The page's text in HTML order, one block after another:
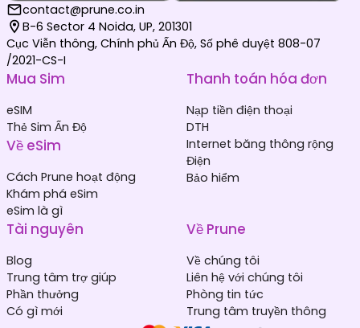
contact@prune.co.in
B-6 Sector 4 Noida, UP, 201301
Cục Viễn thông, Chính phủ Ấn Độ, Số phê duyệt 808-07
/2021-CS-I
Mua Sim
eSIM
Thẻ Sim Ấn Độ
Về eSim
Cách Prune hoạt động
Khám phá eSim
eSim là gì
Thanh toán hóa đơn
Nạp tiền điện thoại
DTH
Internet băng thông rộng
Điện
Bảo hiểm
Tài nguyên
Blog
Trung tâm trợ giúp
Phần thưởng
Có gì mới
Về Prune
Về chúng tôi
Liên hệ với chúng tôi
Phòng tin tức
Trung tâm truyền thông